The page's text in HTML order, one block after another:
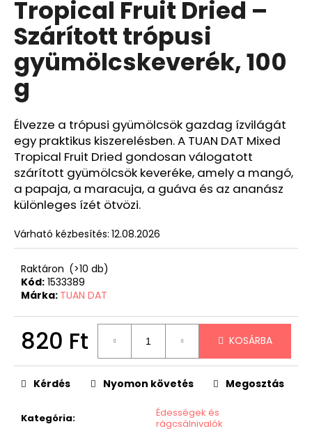
Tropical Fruit Dried –
Szárított trópusi
gyümölcskeverék, 100
g
Élvezze a trópusi gyümölcsök gazdag ízvilágát
egy praktikus kiszerelésben. A TUAN DAT Mixed
Tropical Fruit Dried gondosan válogatott
szárított gyümölcsök keveréke, amely a mangó,
a papaja, a maracuja, a guáva és az ananász
különleges ízét ötvözi.
Várható kézbesítés: 12.08.2026
Raktáron (>10 db)
Kód: 1533389
Márka: TUAN DAT
820 Ft KOSÁRBA
Kategória:
Édességek és
rágcsálnivalók
Kérdés Nyomon követés Megosztás